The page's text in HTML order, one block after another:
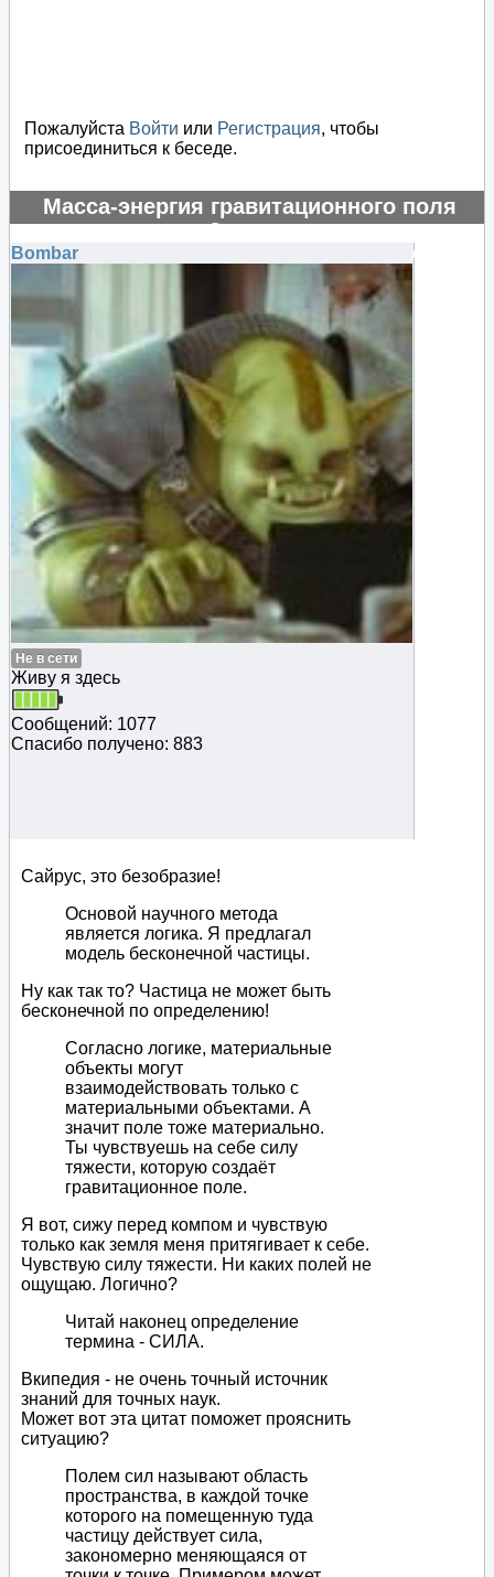
Пожалуйста Войти или Регистрация, чтобы
присоединиться к беседе.
Масса-энергия гравитационного поля
отрицательная?
#130677
Bombar
Не в сети
Живу я здесь
Сообщений: 1077
Спасибо получено: 883
Сайрус, это безобразие!
Основой научного метода
является логика. Я предлагал
модель бесконечной частицы.
Ну как так то? Частица не может быть
бесконечной по определению!
Согласно логике, материальные
объекты могут
взаимодействовать только с
материальными объектами. А
значит поле тоже материально.
Ты чувствуешь на себе силу
тяжести, которую создаёт
гравитационное поле.
Я вот, сижу перед компом и чувствую
только как земля меня притягивает к себе.
Чувствую силу тяжести. Ни каких полей не
ощущаю. Логично?
Читай наконец определение
термина - СИЛА.
Вкипедия - не очень точный источник
знаний для точных наук.
Может вот эта цитат поможет прояснить
ситуацию?
Полем сил называют область
пространства, в каждой точке
которого на помещенную туда
частицу действует сила,
закономерно меняющаяся от